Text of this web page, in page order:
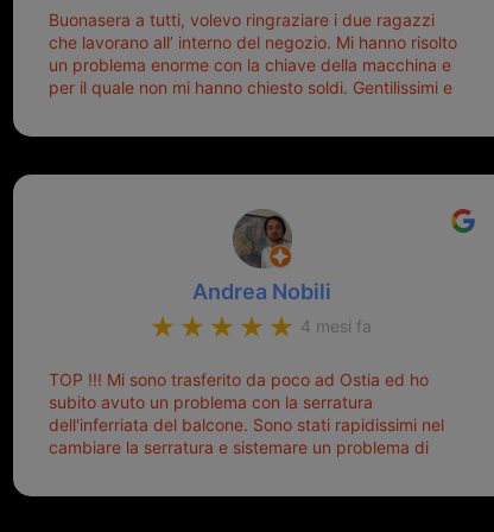
Buonasera a tutti, volevo ringraziare i due ragazzi
che lavorano all’ interno del negozio. Mi hanno risolto
un problema enorme con la chiave della macchina e
per il quale non mi hanno chiesto soldi. Gentilissimi e
Sicuramente tornerò qui per qualsiasi altro problema.
Andrea Nobili
4 mesi fa
TOP !!! Mi sono trasferito da poco ad Ostia ed ho
subito avuto un problema con la serratura
dell'inferriata del balcone. Sono stati rapidissimi nel
cambiare la serratura e sistemare un problema di
che onesto evitando spese ben più esose.